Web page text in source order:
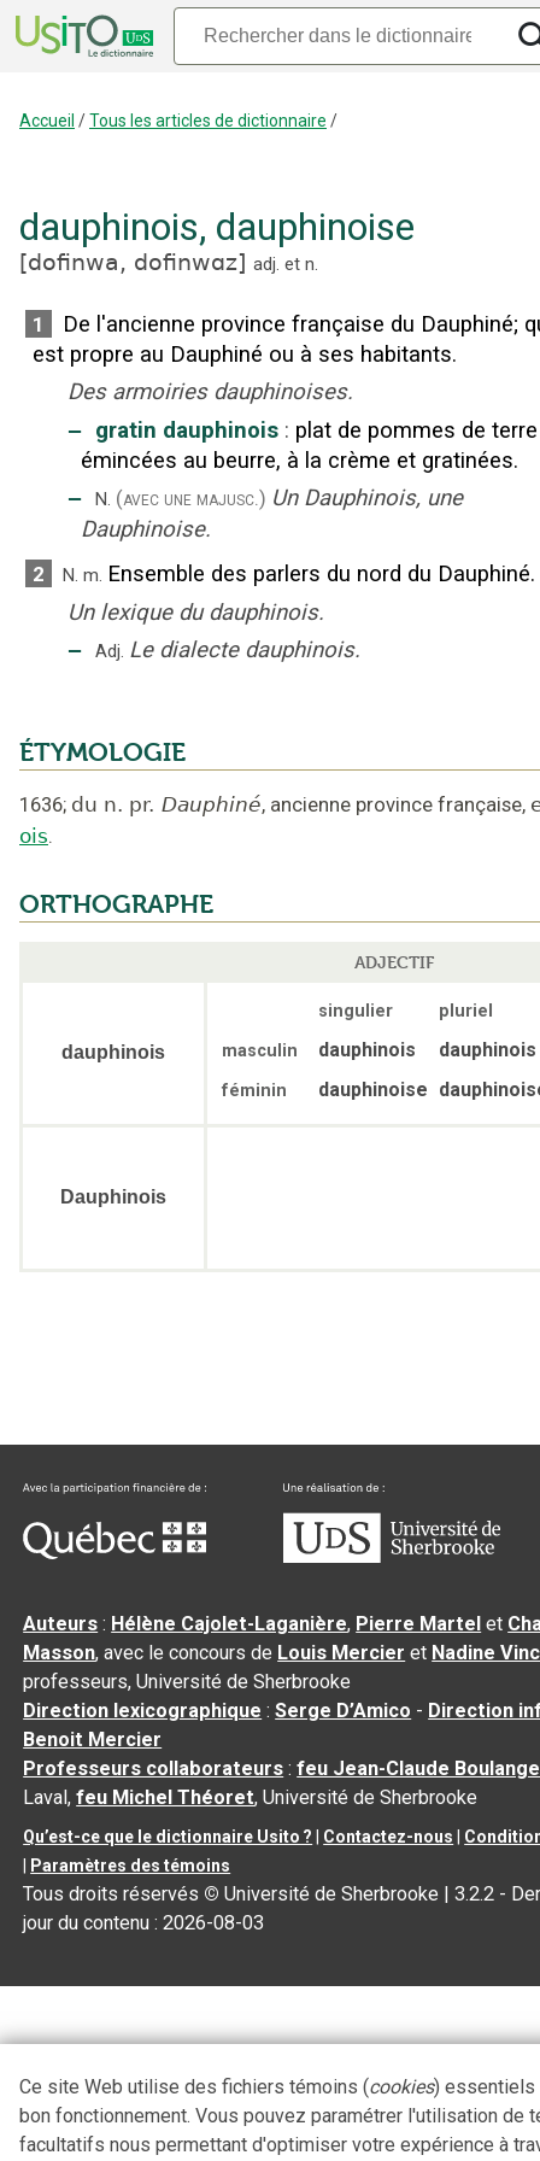
Accueil /Tous les articles de dictionnaire /
dauphinois, dauphinoise
[dofinwa, dofinwɑz] adj. et n.
1 De l'ancienne province française du Dauphiné;
est propre au Dauphiné ou à ses habitants.
Des armoiries dauphinoises.
‒ gratin dauphinois : plat de pommes de terre
émincées au beurre, à la crème et gratinées.
‒ N. (avec une majusc.) Un Dauphinois, une
Dauphinoise.
2 N. m. Ensemble des parlers du nord du Dauphiné.
Un lexique du dauphinois.
‒ Adj. Le dialecte dauphinois.
ÉTYMOLOGIE
1636; du n. pr. Dauphiné, ancienne province française,
ois.
ORTHOGRAPHE
ADJECTIF
dauphinois
singulier
pluriel
masculin
dauphinois dauphinois
féminin dauphinoise
Dauphinois
Auteurs : Hélène Cajolet-Laganière, Pierre Martel et
Masson, avec le concours de Louis Mercier et Nadine
professeurs, Université de Sherbrooke
Direction lexicographique :Serge D’Amico - Direction
Benoit Mercier
Professeurs collaborateurs :feu Jean-Claude
Laval,feu Michel Théoret, Université de Sherbrooke
Qu’est-ce que le dictionnaire Usito ? | Contactez-nous |
| Paramètres des témoins
Tous droits réservés © Université de Sherbrooke |3.2.2 -
jour du contenu :2026-08-03
Ce site Web utilise des fichiers témoins (cookies) essentiels
bon fonctionnement. Vous pouvez paramétrer l'utilisation de
facultatifs nous permettant d'optimiser votre expérience à